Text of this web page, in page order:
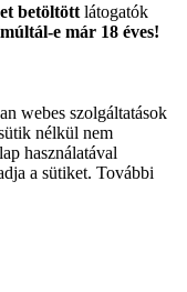
betöltött látogatók
e már 18 éves!
webes szolgáltatások
nélkül nem
használatával
a sütiket. További